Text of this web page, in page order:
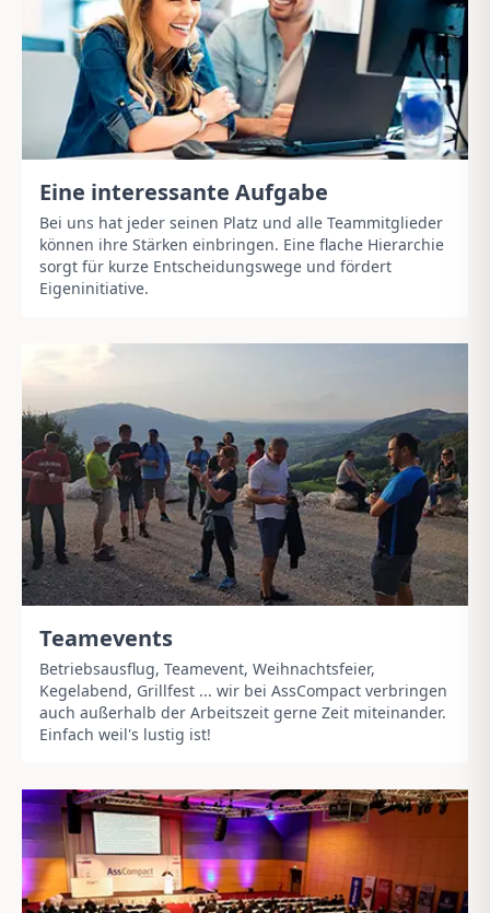
Eine interessante Aufgabe
Bei uns hat jeder seinen Platz und alle Teammitglieder
können ihre Stärken einbringen. Eine flache Hierarchie
sorgt für kurze Entscheidungswege und fördert
Eigeninitiative.
Teamevents
Betriebsausflug, Teamevent, Weihnachtsfeier,
Kegelabend, Grillfest ... wir bei AssCompact verbringen
auch außerhalb der Arbeitszeit gerne Zeit miteinander.
Einfach weil's lustig ist!